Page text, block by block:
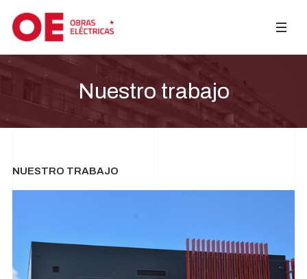
Nuestro trabajo
NUESTRO TRABAJO